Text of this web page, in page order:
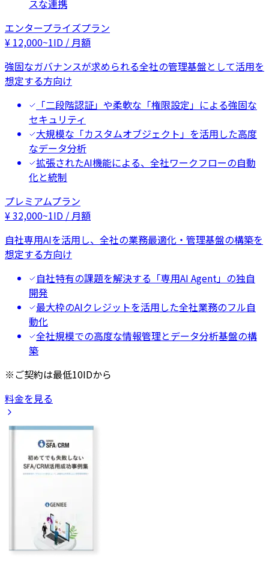
スな連携
エンタープライズプラン
¥ 12,000~1ID / 月額
強固なガバナンスが求められる全社の管理基盤として活用を
想定する方向け
「二段階認証」や柔軟な「権限設定」による強固な
セキュリティ
大規模な「カスタムオブジェクト」を活用した高度
なデータ分析
拡張されたAI機能による、全社ワークフローの自動
化と統制
プレミアムプラン
¥32,000~1ID / 月額
自社専用AIを活用し、全社の業務最適化・管理基盤の構築を
想定する方向け
自社特有の課題を解決する「専用AI Agent」の独自
開発
最大枠のAIクレジットを活用した全社業務のフル自
動化
全社規模での高度な情報管理とデータ分析基盤の構
築
※ご契約は最低10IDから
料金を見る